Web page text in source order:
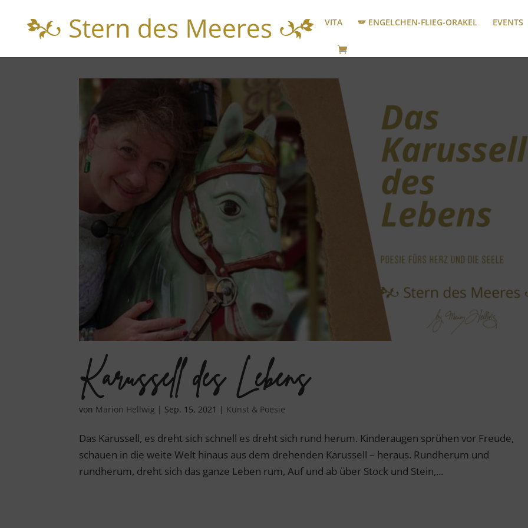
VITA 🪽 ENGELCHEN-FLIEG-ORAKEL EVENTS
Karussell des Lebens
von Marion Hellwig | Sep. 15, 2021 | Kunst & Poesie
Das Karussell, es dreht sich schnell es dreht sich rund herum. Kinderaugen sprühen vor Freude,
schauen in die weite Welt hinaus aus dem drehenden Karussell – heraus. Rundherum und
rundherum, dreht sich das ganze Leben rum, Auf und ab über Stock und Stein,...